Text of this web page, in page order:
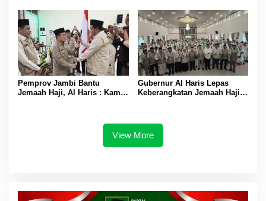
Pemprov Jambi Bantu
Jemaah Haji, Al Haris : Kami
Gubernur Al Haris Lepas
Keberangkatan Jemaah Haji
View More